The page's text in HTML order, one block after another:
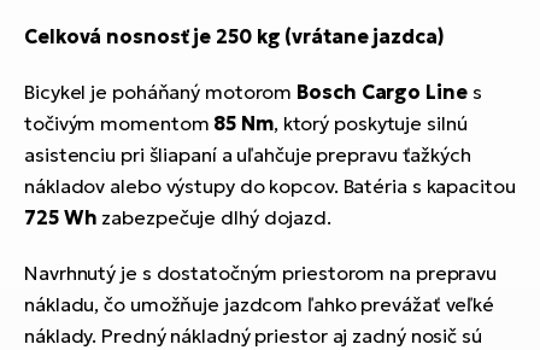
Celková nosnosť je 250 kg (vrátane jazdca)
Bicykel je poháňaný motorom Bosch Cargo Lines
točivým momentom 85 Nm, ktorý poskytuje silnú
asistenciu pri šliapaní a uľahčuje prepravu ťažkých
nákladov alebo výstupy do kopcov. Batéria s kapacitou
725 Wh zabezpečuje dlhý dojazd.
Navrhnutý je s dostatočným priestorom na prepravu
nákladu, čo umožňuje jazdcom ľahko prevážať veľké
náklady. Predný nákladný priestor aj zadný nosič sú